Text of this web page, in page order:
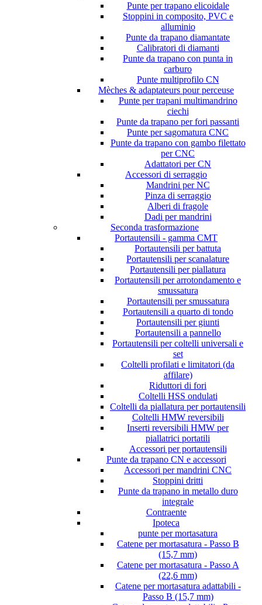
Punte per trapano elicoidale
Stoppini in composito, PVC e
alluminio
Punte da trapano diamantate
Calibratori di diamanti
Punte da trapano con punta in
carburo
Punte multiprofilo CN
Mèches & adaptateurs pour perceuse
Punte per trapani multimandrino
ciechi
Punte da trapano per fori passanti
Punte per sagomatura CNC
Punte da trapano con gambo filettato
per CNC
Adattatori per CN
Accessori di serraggio
Mandrini per NC
Pinza di serraggio
Alberi di fragole
Dadi per mandrini
Seconda trasformazione
Portautensili - gamma CMT
Portautensili per battuta
Portautensili per scanalature
Portautensili per piallatura
Portautensili per arrotondamento e
smussatura
Portautensili per smussatura
Portautensili a quarto di tondo
Portautensili per giunti
Portautensili a pannello
Portautensili per coltelli universali e
set
Coltelli profilati e limitatori (da
affilare)
Riduttori di fori
Coltelli HSS ondulati
Coltelli da piallatura per portautensili
Coltelli HMW reversibili
Inserti reversibili HMW per
piallatrici portatili
Accessori per portautensili
Punte da trapano CN e accessori
Accessori per mandrini CNC
Stoppini dritti
Punte da trapano in metallo duro
integrale
Contraente
Ipoteca
punte per mortasatura
Catene per mortasatura - Passo B
(15,7 mm)
Catene per mortasatura - Passo A
(22,6 mm)
Catene per mortasatura adattabili -
Passo B (15,7 mm)